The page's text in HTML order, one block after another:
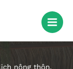
nông thôn,